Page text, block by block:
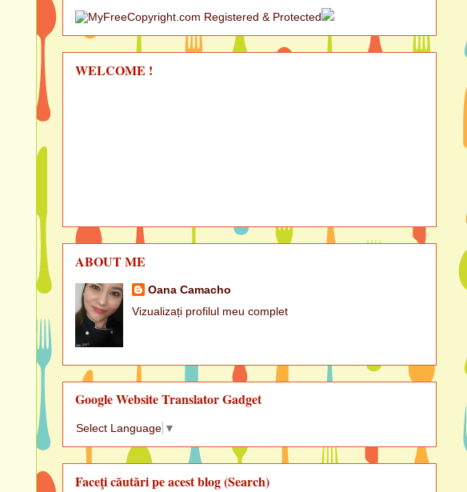
WELCOME !
ABOUT ME
Oana Camacho
Vizualizați profilul meu complet
Google Website Translator Gadget
Select Language ▼
Faceţi căutări pe acest blog (Search)